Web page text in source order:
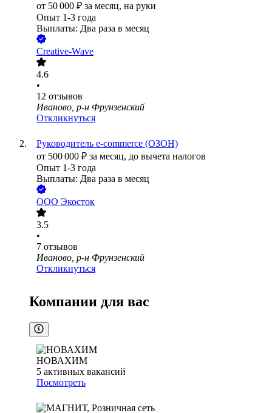
от 50 000 ₽ за месяц, на руки
Опыт 1-3 года
Выплаты: Два раза в месяц
Creative-Wave
4.6
•
12 отзывов
Иваново, р-н Фрунзенский
Откликнуться
Руководитель e-commerce (ОЗОН)
от 500 000 ₽ за месяц, до вычета налогов
Опыт 1-3 года
Выплаты: Два раза в месяц
ООО Экосток
3.5
•
7 отзывов
Иваново, р-н Фрунзенский
Откликнуться
Компании для вас
НОВАХИМ
5 активных вакансий
Посмотреть